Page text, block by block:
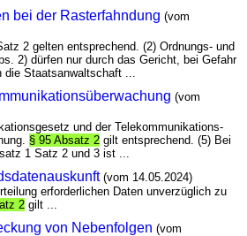
bei der Rasterfahndung (vom
2 gelten entsprechend. (2) Ordnungs- und
2) dürfen nur durch das Gericht, bei Gefahr
Staatsanwaltschaft ...
(vom
und der Telekommunikations-
§ 95 Absatz 2 gilt entsprechend. (5) Bei
1 Satz 2 und 3 ist ...
(vom 14.05.2024)
erforderlichen Daten unverzüglich zu
2 gilt ...
von Nebenfolgen (vom